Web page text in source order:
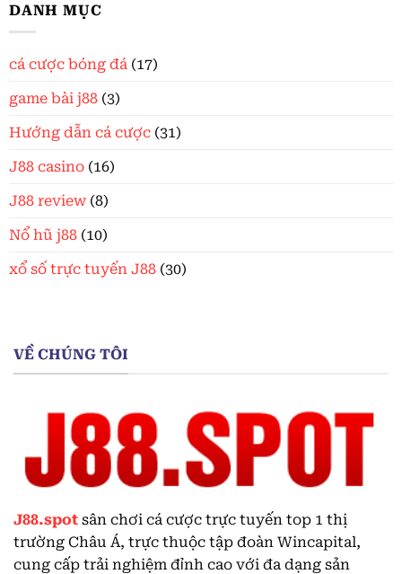
DANH MỤC
cá cược bóng đá (17)
game bài j88 (3)
Hướng dẫn cá cược (31)
J88 casino (16)
J88 review(8)
Nổ hũ j88 (10)
xổ số trực tuyến J88 (30)
VỀ CHÚNG TÔI
J88.spot sân chơi cá cược trực tuyến top 1 thị
trường Châu Á, trực thuộc tập đoàn Wincapital,
cung cấp trải nghiệm đỉnh cao với đa dạng sản